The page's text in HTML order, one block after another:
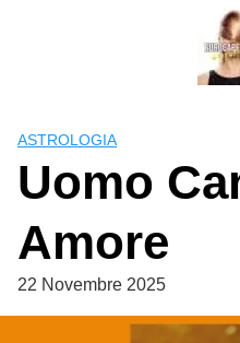
ASTROLOGIA
Uomo
Amore
22 Novembre 2025